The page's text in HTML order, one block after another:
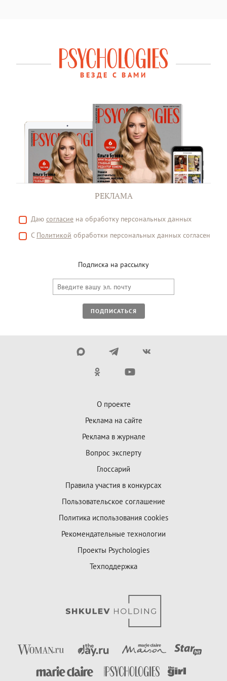
ВЕЗДЕ С ВАМИ
РЕКЛАМА
Даю согласие на обработку персональных данных
С Политикой обработки персональных данных согласен
Подписка на рассылку
ПОДПИСАТЬСЯ
О проекте
Реклама на сайте
Реклама в журнале
Вопрос эксперту
Глоссарий
Правила участия в конкурсах
Пользовательское соглашение
Политика использования cookies
Рекомендательные технологии
Проекты Psychologies
Техподдержка